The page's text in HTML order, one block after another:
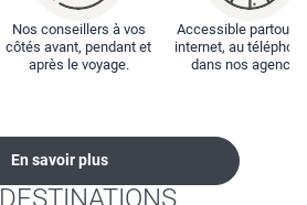
Nos conseillers à vos
côtés avant, pendant et
après le voyage.
Accessible partout :
internet, au
dans nos
En savoir plus
DESTINATIONS